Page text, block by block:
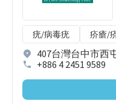
疣/病毒疣 疥瘡/
407台灣台中市西
+886 4 2451 9589